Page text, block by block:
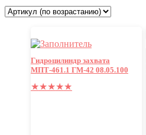
Гидроцилиндр захвата
МПТ-461.1 ГМ-42 08.05.100
★★★★★